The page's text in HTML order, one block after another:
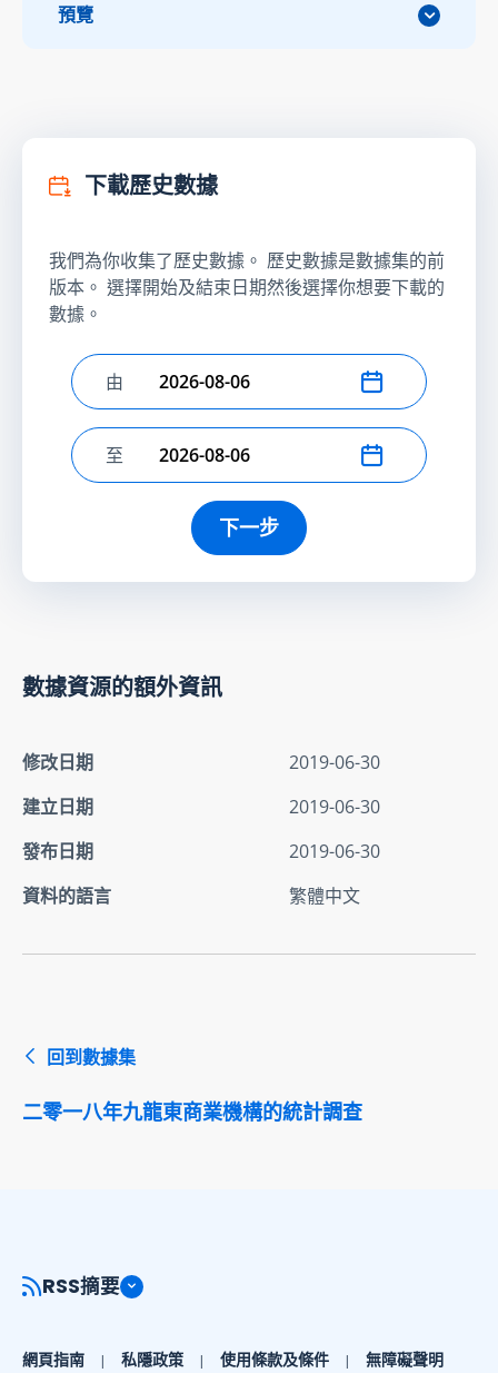
預覽
下載歷史數據
我們為你收集了歷史數據。 歷史數據是數據集的前
版本。 選擇開始及結束日期然後選擇你想要下載的
數據。
選擇開始日期
由
選擇結束日期
至
下一步
數據資源的額外資訊
修改日期
2019-06-30
建立日期
2019-06-30
發布日期
2019-06-30
資料的語言
繁體中文
回到數據集
二零一八年九龍東商業機構的統計調查
RSS摘要
網頁指南 私隱政策 使用條款及條件 無障礙聲明